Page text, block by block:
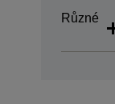
Různé